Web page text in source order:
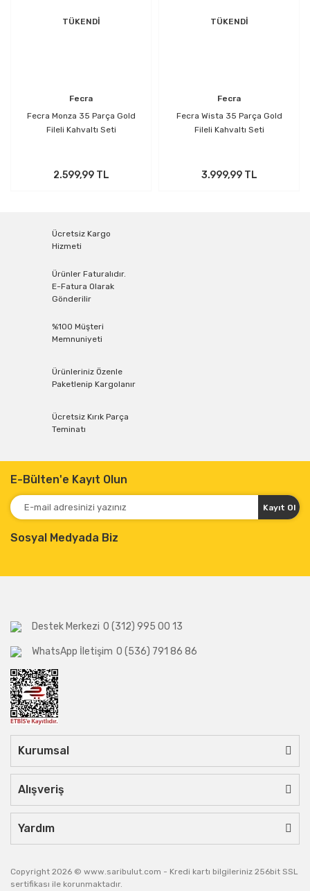
TÜKENDİ
Fecra
Fecra Monza 35 Parça Gold
Fileli Kahvaltı Seti
2.599,99 TL
TÜKENDİ
Fecra
Fecra Wista 35 Parça Gold
Fileli Kahvaltı Seti
3.999,99 TL
Ücretsiz Kargo
Hizmeti
Ürünler Faturalıdır.
E-Fatura Olarak
Gönderilir
%100 Müşteri
Memnuniyeti
Ürünleriniz Özenle
Paketlenip Kargolanır
Ücretsiz Kırık Parça
Teminatı
E-Bülten'e Kayıt Olun
Kayıt Ol
Sosyal Medyada Biz
Destek Merkezi 0 (312) 995 00 13
WhatsApp İletişim 0 (536) 791 86 86
Kurumsal
Alışveriş
Yardım
Copyright 2026 © www.saribulut.com - Kredi kartı bilgileriniz 256bit SSL
sertifikası ile korunmaktadır.